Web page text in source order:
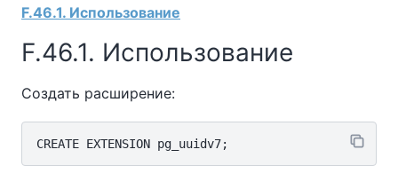
F.46.1. Использование
F.46.1. Использование
Создать расширение: